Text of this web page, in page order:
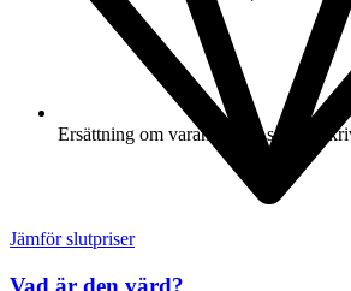
Ersättning om varan inte är som
Jämför slutpriser
Vad är den värd?